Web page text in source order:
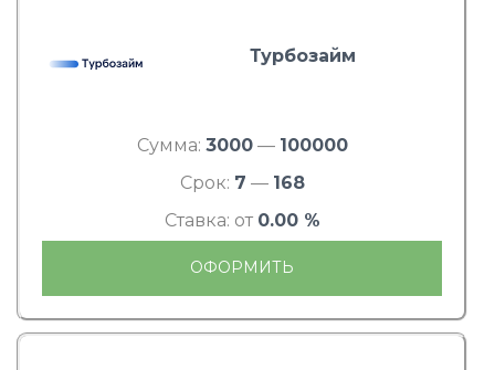
Турбозайм
Сумма: 3000— 100000
Срок: 7 — 168
Ставка: от 0.00 %
ОФОРМИТЬ